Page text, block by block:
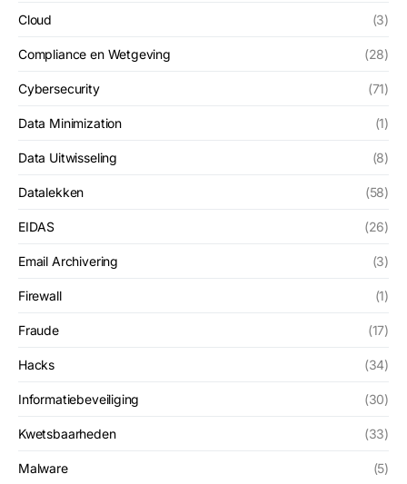
Cloud (3)
Compliance en Wetgeving (28)
Cybersecurity (71)
Data Minimization (1)
Data Uitwisseling (8)
Datalekken (58)
EIDAS (26)
Email Archivering (3)
Firewall (1)
Fraude (17)
Hacks (34)
Informatiebeveiliging (30)
Kwetsbaarheden (33)
Malware (5)